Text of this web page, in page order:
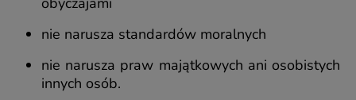
nie narusza standardów moralnych
nie narusza praw majątkowych ani osobistych
innych osób.